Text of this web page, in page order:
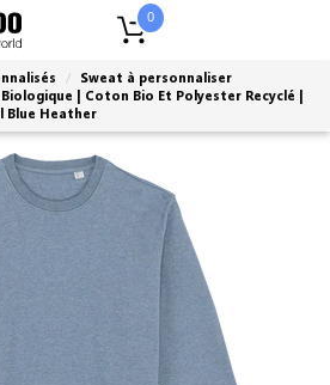
0
Sweat à personnaliser
| Coton Bio Et Polyester Recyclé |
Blue Heather